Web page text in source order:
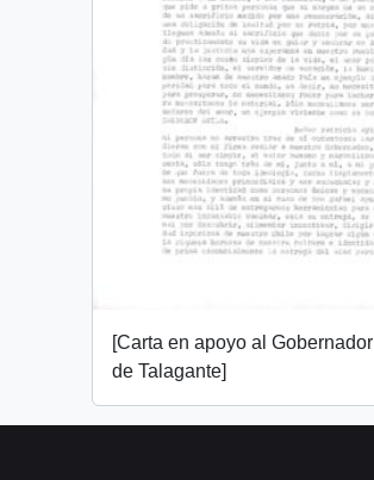
[Carta en apoyo al Gobernador
de Talagante]